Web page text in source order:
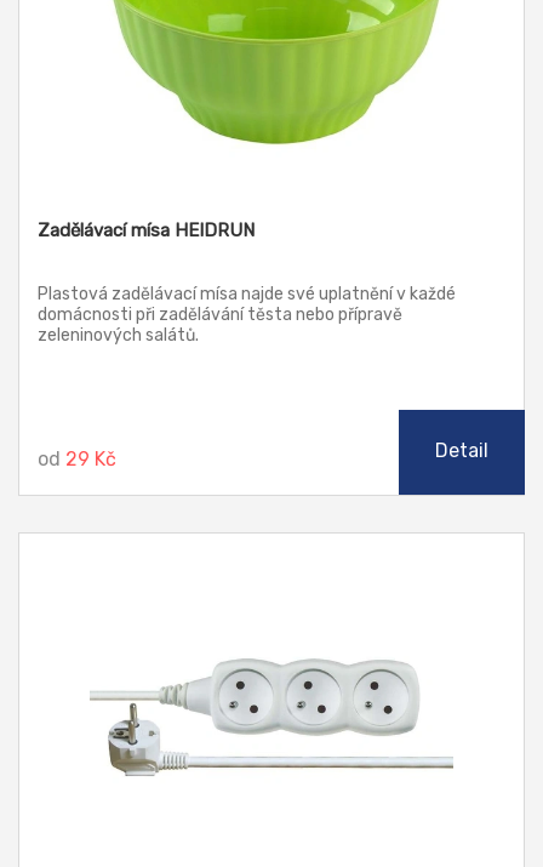
Zadělávací mísa HEIDRUN
Plastová zadělávací mísa najde své uplatnění v každé
domácnosti při zadělávání těsta nebo přípravě
zeleninových salátů.
od 29 Kč Detail